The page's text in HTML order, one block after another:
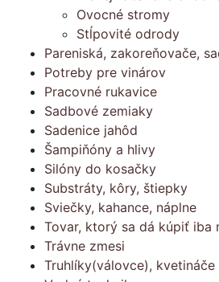
Ovocné stromy
Stĺpovité odrody
Pareniská, zakoreňovače,
Potreby pre vinárov
Pracovné rukavice
Sadbové zemiaky
Sadenice jahôd
Šampiňóny a hlivy
Silóny do kosačky
Substráty, kôry, štiepky
Sviečky, kahance, náplne
Tovar, ktorý sa dá kúpiť iba
Trávne zmesi
Truhlíky(válovce), kvetináče